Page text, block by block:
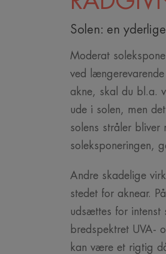
Solen: en
Moderat
ved
akne, skal du bl.a.
ude i solen, men
solens stråler
soleksponeringen,
Andre skadelige
stedet for aknear.
udsættes for intenst
bredspektret UVA-
kan være et rigtig